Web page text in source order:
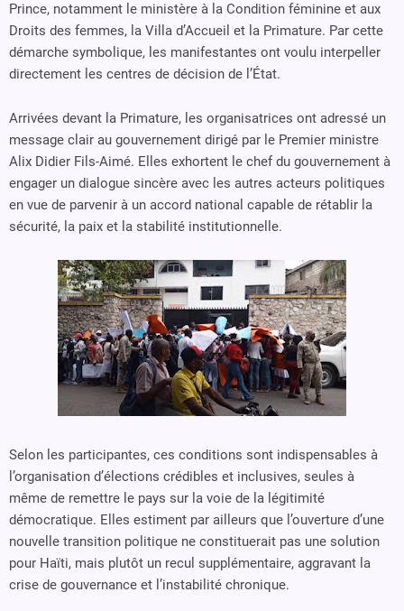
Prince, notamment le ministère à la Condition féminine et aux
Droits des femmes, la Villa d’Accueil et la Primature. Par cette
démarche symbolique, les manifestantes ont voulu interpeller
directement les centres de décision de l’État.
Arrivées devant la Primature, les organisatrices ont adressé un
message clair au gouvernement dirigé par le Premier ministre
Alix Didier Fils-Aimé. Elles exhortent le chef du gouvernement à
engager un dialogue sincère avec les autres acteurs politiques
en vue de parvenir à un accord national capable de rétablir la
sécurité, la paix et la stabilité institutionnelle.
Selon les participantes, ces conditions sont indispensables à
l’organisation d’élections crédibles et inclusives, seules à
même de remettre le pays sur la voie de la légitimité
démocratique. Elles estiment par ailleurs que l’ouverture d’une
nouvelle transition politique ne constituerait pas une solution
pour Haïti, mais plutôt un recul supplémentaire, aggravant la
crise de gouvernance et l’instabilité chronique.